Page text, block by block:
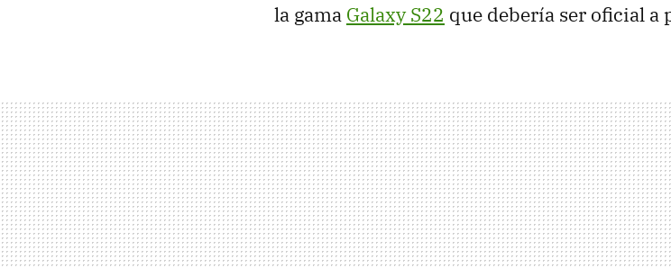
la gama Galaxy S22 que debería ser oficial